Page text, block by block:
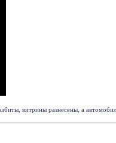
витрины разнесены, а